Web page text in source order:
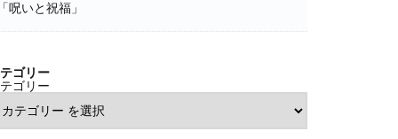
呪いと祝福」
ゴリー
ゴリー